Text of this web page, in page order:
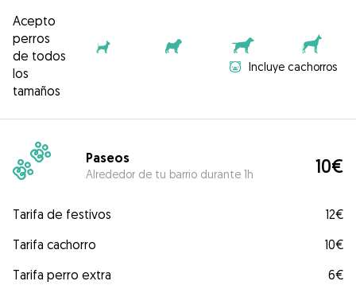
Acepto
perros
de todos
los
tamaños
Incluye cachorros
Paseos
Alrededor de tu barrio durante 1h 10€
Tarifa de festivos
12€
Tarifa cachorro
10€
Tarifa perro extra
6€